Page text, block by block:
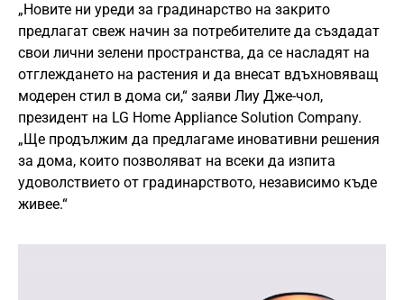
„Новите ни уреди за градинарство на закрито
предлагат свеж начин за потребителите да създадат
свои лични зелени пространства, да се насладят на
отглеждането на растения и да внесат вдъхновяващ
модерен стил в дома си,“ заяви Лиу Дже-чол,
президент на LG Home Appliance Solution Company.
„Ще продължим да предлагаме иновативни решения
за дома, които позволяват на всеки да изпита
удоволствието от градинарството, независимо къде
живее.“